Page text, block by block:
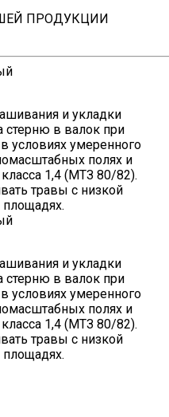
ПРОДУКЦИИ
и укладки
стерню в валок при
условиях умеренного
полях и
класса 1,4 (МТЗ 80/82).
травы с низкой
и укладки
стерню в валок при
условиях умеренного
полях и
класса 1,4 (МТЗ 80/82).
травы с низкой